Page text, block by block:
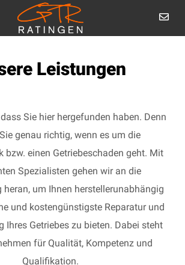
Leistungen
Sie hier hergefunden haben. Denn
genau richtig, wenn es um die
bzw. einen Getriebeschaden geht. Mit
Spezialisten gehen wir an die
heran, um Ihnen herstellerunabhängig
und kostengünstigste Reparatur und
Ihres Getriebes zu bieten. Dabei steht
für Qualität, Kompetenz und
Qualifikation.